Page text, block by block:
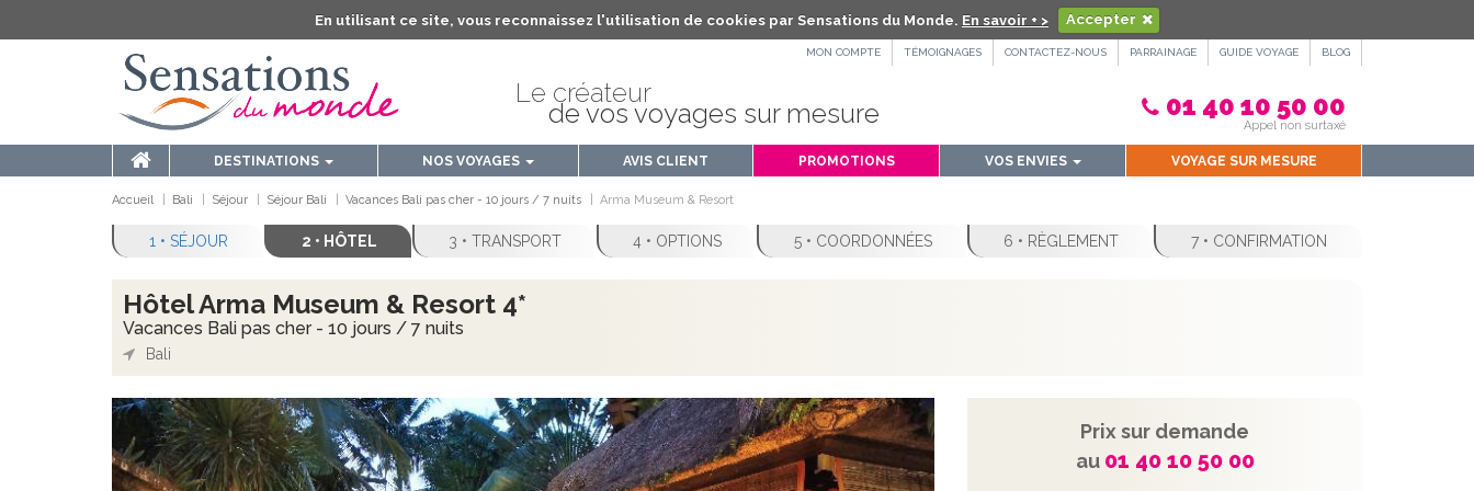
En utilisant ce site, vous reconnaissez l'utilisation de cookies par Sensations du Monde. En savoir + > Accepter
MON COMPTE TÉMOIGNAGES CONTACTEZ-NOUS PARRAINAGE GUIDE VOYAGE BLOG
Le créateur
de vos voyages sur mesure 01 40 10 50 00
Appel non surtaxé
DESTINATIONS NOS VOYAGES AVIS CLIENT PROMOTIONS VOS ENVIES VOYAGE SUR MESURE
Accueil Bali Séjour Séjour Bali Vacances Bali pas cher - 10 jours / 7 nuits Arma Museum & Resort
1 • SÉJOUR 2 • HÔTEL 3 • TRANSPORT 4 • OPTIONS 5 • COORDONNÉES 6 • RÈGLEMENT 7 • CONFIRMATION
Hôtel Arma Museum & Resort 4*
Vacances Bali pas cher - 10 jours / 7 nuits
Bali
Prix sur demande
au 01 40 10 50 00